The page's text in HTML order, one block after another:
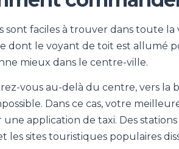
sont faciles à trouver dans toute
dont le voyant de toit est allumé
mieux dans le centre-ville.
vous au-delà du centre, vers la
Dans ce cas, votre
une application de taxi. Des
les sites touristiques populaires